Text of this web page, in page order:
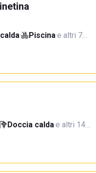
· Piscina·e altri 7…
Doccia calda·e altri 14…